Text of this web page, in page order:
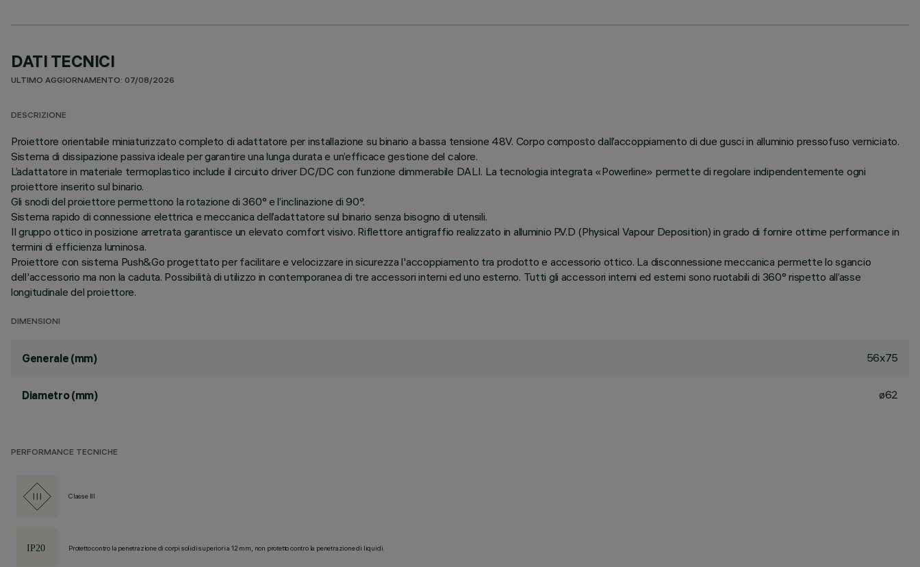
DATI TECNICI
ULTIMO AGGIORNAMENTO: 07/08/2026
DESCRIZIONE
Proiettore orientabile miniaturizzato completo di adattatore per installazione su binario a bassa tensione 48V. Corpo composto dall’accoppiamento di due gusci in alluminio pressofuso verniciato.
Sistema di dissipazione passiva ideale per garantire una lunga durata e un’efficace gestione del calore.
L’adattatore in materiale termoplastico include il circuito driver DC/DC con funzione dimmerabile DALI. La tecnologia integrata «Powerline» permette di regolare indipendentemente ogni
proiettore inserito sul binario.
Gli snodi del proiettore permettono la rotazione di 360° e l’inclinazione di 90°.
Sistema rapido di connessione elettrica e meccanica dell’adattatore sul binario senza bisogno di utensili.
Il gruppo ottico in posizione arretrata garantisce un elevato comfort visivo. Riflettore antigraffio realizzato in alluminio P.V.D (Physical Vapour Deposition) in grado di fornire ottime performance in
termini di efficienza luminosa.
Proiettore con sistema Push&Go progettato per facilitare e velocizzare in sicurezza l'accoppiamento tra prodotto e accessorio ottico. La disconnessione meccanica permette lo sgancio
dell'accessorio ma non la caduta. Possibilità di utilizzo in contemporanea di tre accessori interni ed uno esterno. Tutti gli accessori interni ed esterni sono ruotabili di 360° rispetto all’asse
longitudinale del proiettore.
DIMENSIONI
Generale (mm) 56x75
Diametro (mm) ø62
PERFORMANCE TECNICHE
Classe III
Protetto contro la penetrazione di corpi solidi superiori a 12 mm, non protetto contro la penetrazione di liquidi.